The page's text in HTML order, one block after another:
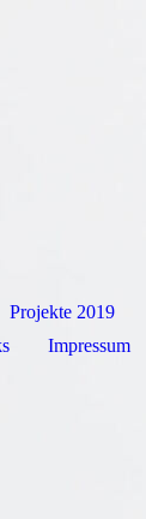
Projekte 2019
Impressum